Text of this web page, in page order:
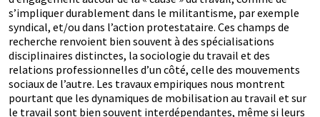
s’impliquer durablement dans le militantisme, par exemple
syndical, et/ou dans l’action protestataire. Ces champs de
recherche renvoient bien souvent à des spécialisations
disciplinaires distinctes, la sociologie du travail et des
relations professionnelles d’un côté, celle des mouvements
sociaux de l’autre. Les travaux empiriques nous montrent
pourtant que les dynamiques de mobilisation au travail et sur
le travail sont bien souvent interdépendantes, même si leurs